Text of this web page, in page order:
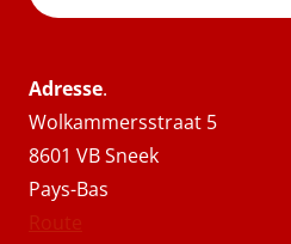
Adresse.
Wolkammersstraat 5
8601 VB Sneek
Pays-Bas
Route